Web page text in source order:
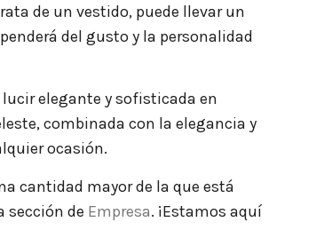
de un vestido, puede llevar un
del gusto y la personalidad
elegante y sofisticada en
combinada con la elegancia y
ocasión.
cantidad mayor de la que está
sección de Empresa. ¡Estamos aquí